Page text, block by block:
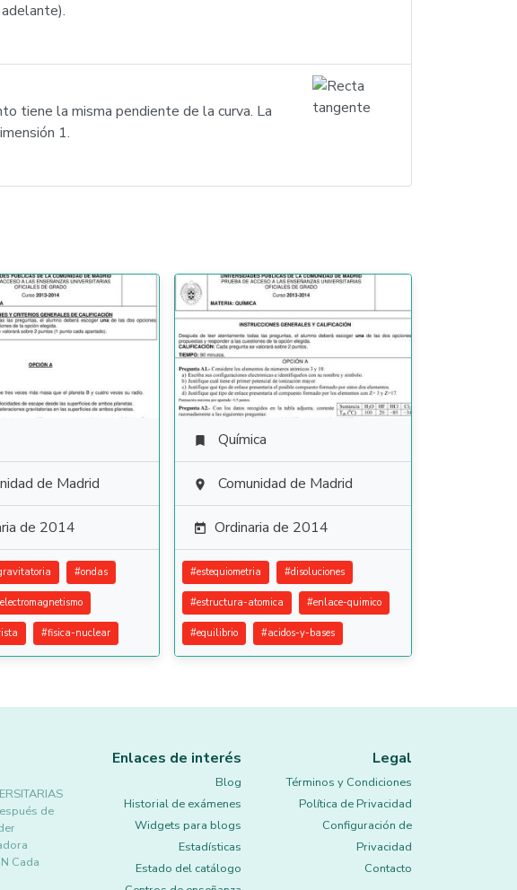
tiene la misma pendiente de la curva. La
1.
de Madrid
de 2014
#ondas
electromagnetismo
#fisica-nuclear
 Química
 Comunidad de Madrid
 Ordinaria de 2014
#estequiometria #disoluciones
#estructura-atomica #enlace-quimico
#equilibrio #acidos-y-bases
de
Cada
Enlaces de interés
Blog
Historial de exámenes
Widgets para blogs
Estadísticas
Estado del catálogo
Legal
Términos y Condiciones
Política de Privacidad
Configuración de
Privacidad
Contacto